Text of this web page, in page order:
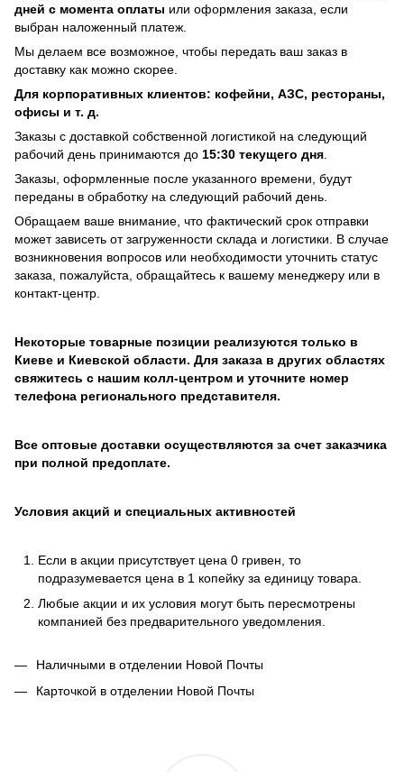
дней с момента оплаты или оформления заказа, если
выбран наложенный платеж.
Мы делаем все возможное, чтобы передать ваш заказ в
доставку как можно скорее.
Для корпоративных клиентов: кофейни, АЗС, рестораны,
офисы и т. д.
Заказы с доставкой собственной логистикой на следующий
рабочий день принимаются до 15:30 текущего дня
Заказы, оформленные после указанного времени, будут
переданы в обработку на следующий рабочий день.
Обращаем ваше внимание, что фактический срок отправки
может зависеть от загруженности склада и логистики. В случае
возникновения вопросов или необходимости уточнить статус
заказа, пожалуйста, обращайтесь к вашему менеджеру или в
контакт-центр.
Некоторые товарные позиции реализуются только в
Киеве и Киевской области. Для заказа в других областях
свяжитесь с нашим колл-центром и уточните номер
телефона регионального представителя.
Все оптовые доставки осуществляются за счет заказчика
при полной предоплате.
Условия акций и специальных активностей
Если в акции присутствует цена 0 гривен, то
подразумевается цена в 1 копейку за единицу товара.
Любые акции и их условия могут быть пересмотрены
компанией без предварительного уведомления.
Наличными в отделении Новой Почты
Карточкой в отделении Новой Почты